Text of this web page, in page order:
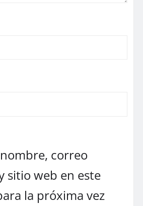
correo
sitio web en este
la próxima vez